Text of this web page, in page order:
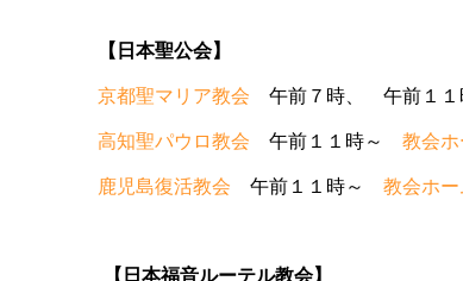
【日本聖公会】
京都聖マリア教会 午前７時、 午前１１
高知聖パウロ教会 午前１１時～ 教会
鹿児島復活教会 午前１１時～ 教会ホ
【日本福音ルーテル教会】